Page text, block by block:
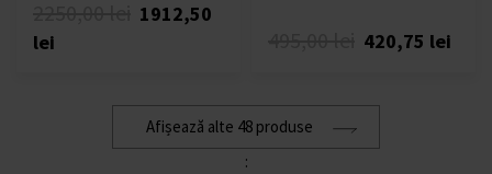
1912,50
lei
420,75 lei
Afișează alte 48 produse
: